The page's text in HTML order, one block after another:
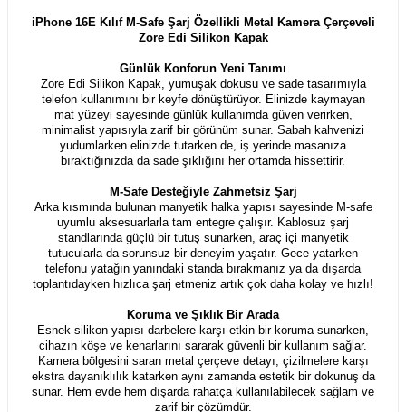
iPhone 16E Kılıf M-Safe Şarj Özellikli Metal Kamera Çerçeveli
Zore Edi Silikon Kapak
Günlük Konforun Yeni Tanımı
Zore Edi Silikon Kapak, yumuşak dokusu ve sade tasarımıyla
telefon kullanımını bir keyfe dönüştürüyor. Elinizde kaymayan
mat yüzeyi sayesinde günlük kullanımda güven verirken,
minimalist yapısıyla zarif bir görünüm sunar. Sabah kahvenizi
yudumlarken elinizde tutarken de, iş yerinde masanıza
bıraktığınızda da sade şıklığını her ortamda hissettirir.
M-Safe Desteğiyle Zahmetsiz Şarj
Arka kısmında bulunan manyetik halka yapısı sayesinde M-safe
uyumlu aksesuarlarla tam entegre çalışır. Kablosuz şarj
standlarında güçlü bir tutuş sunarken, araç içi manyetik
tutucularla da sorunsuz bir deneyim yaşatır. Gece yatarken
telefonu yatağın yanındaki standa bırakmanız ya da dışarda
toplantıdayken hızlıca şarj etmeniz artık çok daha kolay ve hızlı!
Koruma ve Şıklık Bir Arada
Esnek silikon yapısı darbelere karşı etkin bir koruma sunarken,
cihazın köşe ve kenarlarını sararak güvenli bir kullanım sağlar.
Kamera bölgesini saran metal çerçeve detayı, çizilmelere karşı
ekstra dayanıklılık katarken aynı zamanda estetik bir dokunuş da
sunar. Hem evde hem dışarda rahatça kullanılabilecek sağlam ve
zarif bir çözümdür.